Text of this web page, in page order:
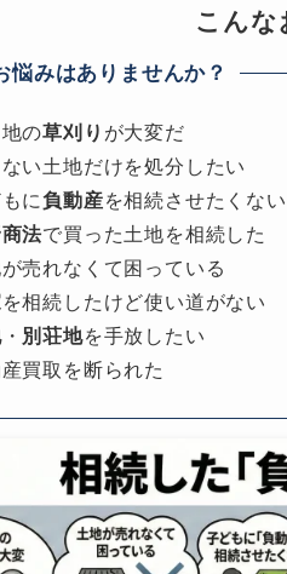
こんな
悩みはありませんか？
の草刈り が大変だ
い土地だけを処分したい
に負動産を相続させたくない
法で買った土地を相続した
売れなくて困っている
を相続したけど使い道がない
・ 別荘地を手放したい
買取を断られた